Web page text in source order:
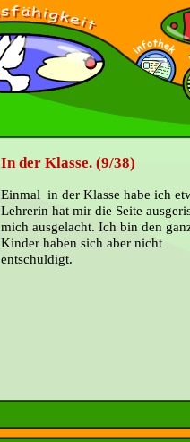
In der Klasse. (9/38)
Einmal in der Klasse habe ich
Lehrerin hat mir die Seite
mich ausgelacht. Ich bin den
Kinder haben sich aber nicht